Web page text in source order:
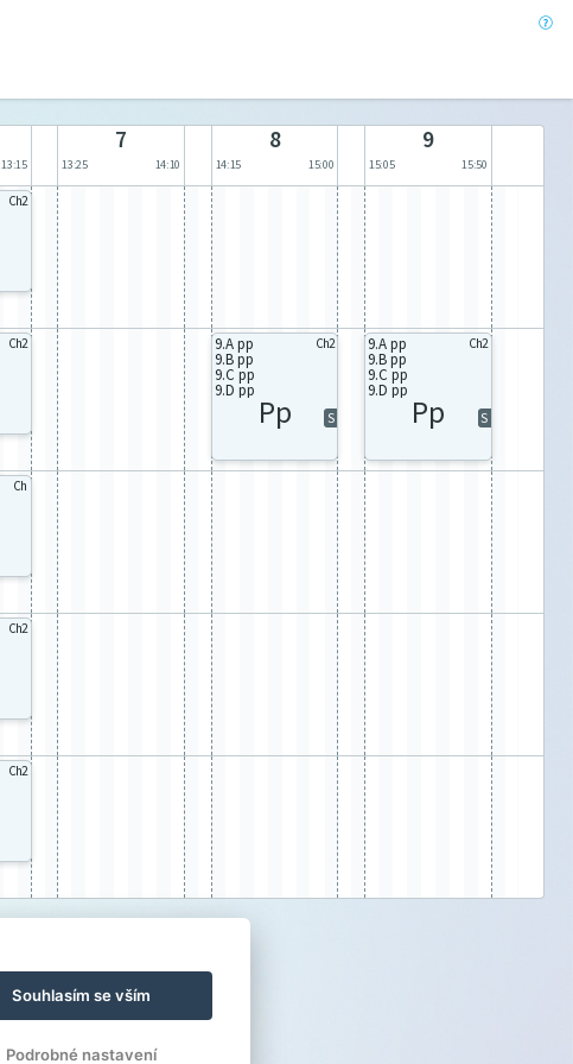
13:15
7
13:25 14:10
8
14:15 15:00
9
15:05 15:50
Ch2
Ch2 9.A pp
9.B pp
9.C pp
9.D pp
Ch2
Pp S
9.A pp
9.B pp
9.C pp
9.D pp
Ch2
Pp S
Ch
Ch2
Ch2
Souhlasím se vším
Podrobné nastavení